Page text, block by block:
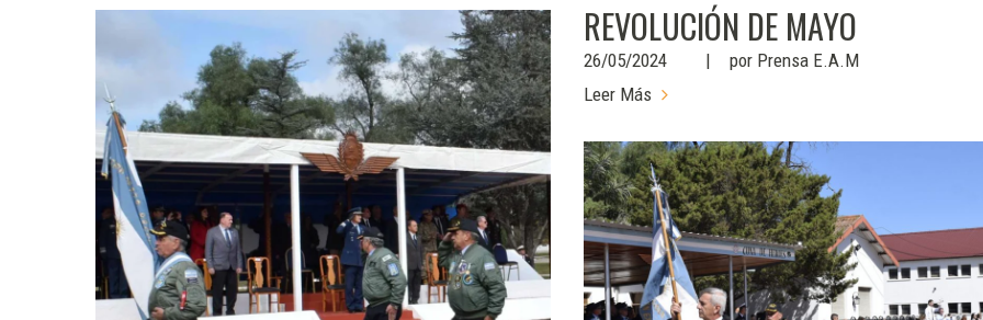
REVOLUCIÓN DE MAYO
26/05/2024 por Prensa E.A.M
Leer Más